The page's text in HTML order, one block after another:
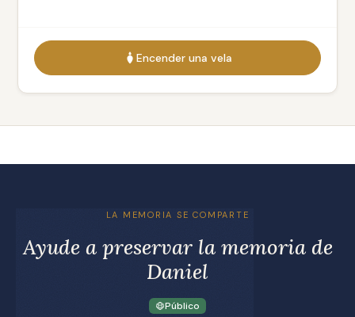
Encender una vela
LA MEMORIA SE COMPARTE
Ayude a preservar la memoria de
Daniel
Público